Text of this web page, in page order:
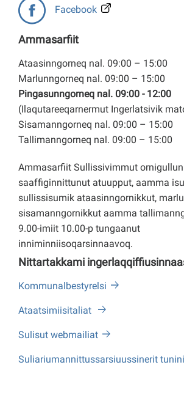
Facebook
Ammasarfiit
Ataasinngorneq nal. 09:00 – 15:00
Marlunngorneq nal. 09:00 – 15:00
Pingasunngorneq nal. 09:00 - 12:00
(Ilaqutareeqarnermut Ingerlatsivik
Sisamanngorneq nal. 09:00 – 15:00
Tallimanngorneq nal. 09:00 – 15:00
Ammasarfiit Sullissivimmut
saaffiginnittunut atuupput, aamma
sullissisumik ataasinngornikkut,
sisamanngornikkut aamma
9.00-imiit 10.00-p tungaanut
inniminniisoqarsinnaavoq.
Nittartakkami
Kommunalbestyrelsi
Ataatsimiisitaliat
Sulisut webmailiat
Suliariumannittussarsiuussinerit